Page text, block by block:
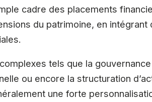
cadre des placements
du patrimoine, en intégrant
tels que la
ou encore la structuration
une forte